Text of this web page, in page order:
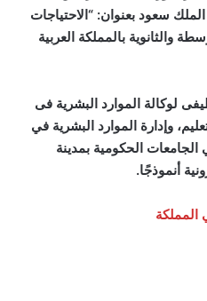
سعود بعنوان: “الاحتياجات
والثانوية بالمملكة العربية
لوكالة الموارد البشرية فى
وإدارة الموارد البشرية في
الحكومية بمدينة
أنموذجًا.
المملكة